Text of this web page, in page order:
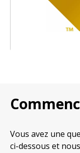
Vous avez une
ci-dessous et